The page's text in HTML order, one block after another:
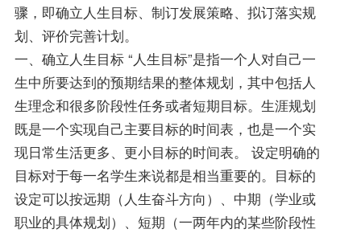
骤，即确立人生目标、制订发展策略、拟订落实规
划、评价完善计划。
一、确立人生目标 “人生目标”是指一个人对自己一
生中所要达到的预期结果的整体规划，其中包括人
生理念和很多阶段性任务或者短期目标。生涯规划
既是一个实现自己主要目标的时间表，也是一个实
现日常生活更多、更小目标的时间表。 设定明确的
目标对于每一名学生来说都是相当重要的。目标的
设定可以按远期（人生奋斗方向）、中期（学业或
职业的具体规划）、短期（一两年内的某些阶段性